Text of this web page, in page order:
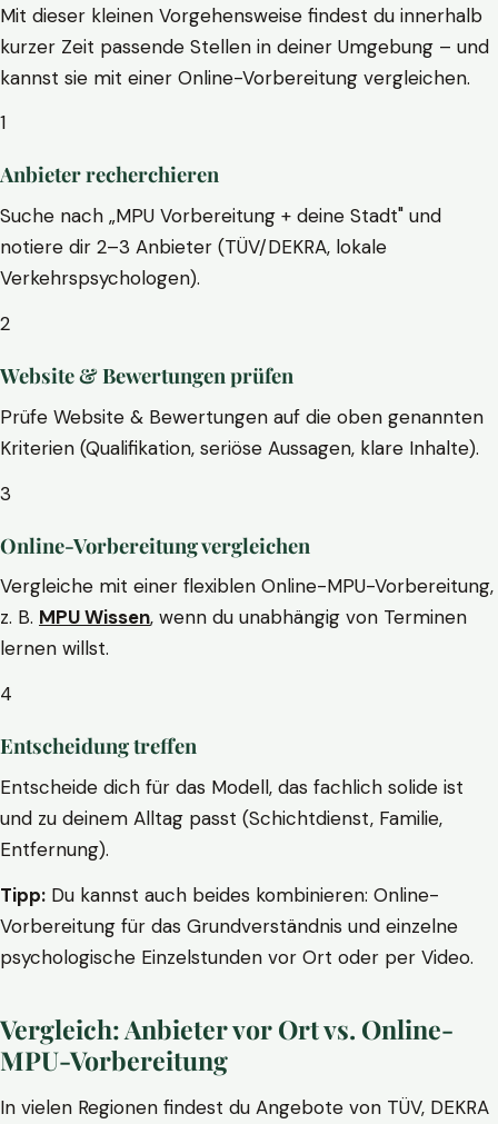
Mit dieser kleinen Vorgehensweise findest du innerhalb
kurzer Zeit passende Stellen in deiner Umgebung – und
kannst sie mit einer Online-Vorbereitung vergleichen.
1
Anbieter recherchieren
Suche nach „MPU Vorbereitung + deine Stadt" und
notiere dir 2–3 Anbieter (TÜV/DEKRA, lokale
Verkehrspsychologen).
2
Website & Bewertungen prüfen
Prüfe Website & Bewertungen auf die oben genannten
Kriterien (Qualifikation, seriöse Aussagen, klare Inhalte).
3
Online-Vorbereitung vergleichen
Vergleiche mit einer flexiblen Online-MPU-Vorbereitung,
z. B. MPU Wissen, wenn du unabhängig von Terminen
lernen willst.
4
Entscheidung treffen
Entscheide dich für das Modell, das fachlich solide ist
und zu deinem Alltag passt (Schichtdienst, Familie,
Entfernung).
Tipp: Du kannst auch beides kombinieren: Online-
Vorbereitung für das Grundverständnis und einzelne
psychologische Einzelstunden vor Ort oder per Video.
Vergleich: Anbieter vor Ort vs. Online-
MPU-Vorbereitung
In vielen Regionen findest du Angebote von TÜV, DEKRA